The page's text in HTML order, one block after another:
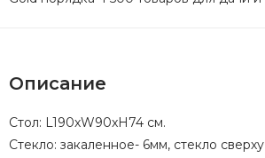
Описание
Стoл: L190хW90xH74 см.
Стекло: закаленное- 6мм, стекло